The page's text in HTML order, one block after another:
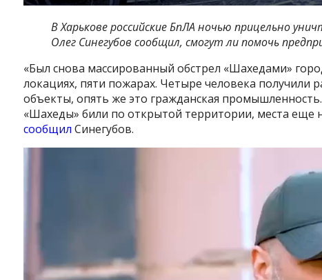
В Харькове российские БпЛА ночью прицельно
Олег Синегубов сообщил, смогут ли помочь
«Был снова массированный обстрел «Шахедами»
локациях, пяти пожарах. Четыре человека
объекты, опять же это гражданская
«Шахеды» били по открытой территории, места
сообщил Синегубов.